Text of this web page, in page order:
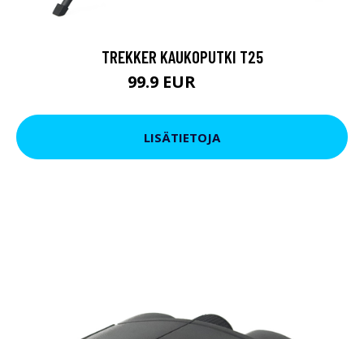
TREKKER KAUKOPUTKI T25
99.9 EUR
LISÄTIETOJA